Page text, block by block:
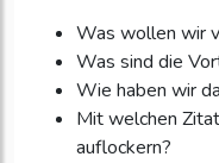
Was wollen wir
Was sind die
Wie haben wir
Mit welchen
auflockern?